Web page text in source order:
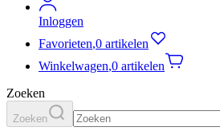
Inloggen
Favorieten,0 artikelen
Winkelwagen,0 artikelen
Zoeken
Zoeken